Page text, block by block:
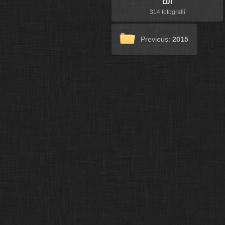
314 fotografií
Previous: 2015